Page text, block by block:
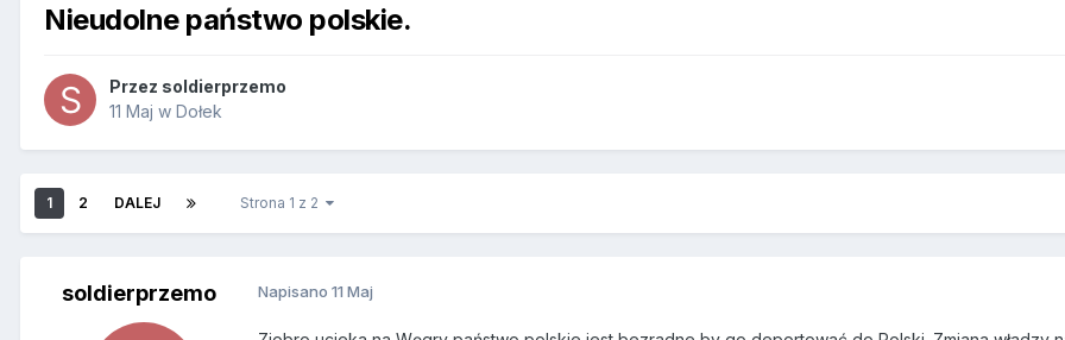
Nieudolne państwo polskie.
Przez soldierprzemo
11 Maj w Dołek
1 2 DALEJ Strona 1 z 2
soldierprzemo Napisano 11 Maj